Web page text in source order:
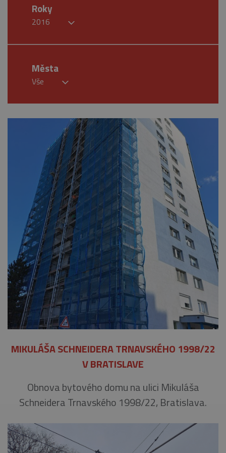
Roky
2016
Města
Vše
MIKULÁŠA SCHNEIDERA TRNAVSKÉHO 1998/22
V BRATISLAVE
Obnova bytového domu na ulici Mikuláša
Schneidera Trnavského 1998/22, Bratislava.